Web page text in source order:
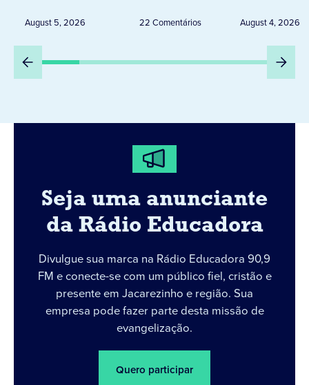
dias 6 e 8 de agosto
August 5, 2026 22 Comentários August 4, 2026
Seja uma anunciante
da Rádio Educadora
Divulgue sua marca na Rádio Educadora 90,9
FM e conecte-se com um público fiel, cristão e
presente em Jacarezinho e região. Sua
empresa pode fazer parte desta missão de
evangelização.
Quero participar